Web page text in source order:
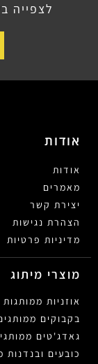
לצפייה
אודות
אודות
מאמרים
יצירת קשר
הצהרת נגישות
מדיניות פרטיות
מוצרי מיתוג
אוזניות ממותגות
בקבוקים
גאדג'טים
כובעים ובנדנות